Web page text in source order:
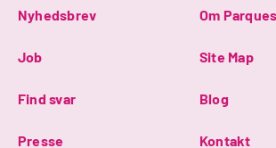
Nyhedsbrev Om
Job Site Map
Find svar Blog
Presse Kontakt